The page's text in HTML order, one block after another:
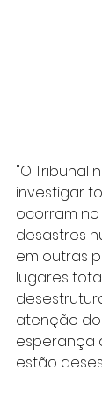
"O Tribunal
investigar
ocorram no
desastres
em outras
lugares
atenção do
esperança
estão